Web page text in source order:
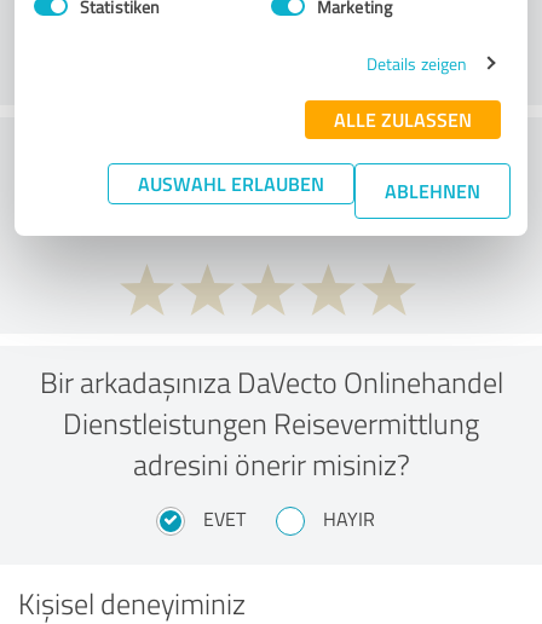
Statistiken Marketing
Details zeigen
ALLE ZULASSEN
AUSWAHL ERLAUBEN ABLEHNEN
Fiyat-performans oranı hakkında ne
düşünüyorsunuz?
Bir arkadaşınıza DaVecto Onlinehandel
Dienstleistungen Reisevermittlung
adresini önerir misiniz?
EVET HAYIR
Kişisel deneyiminiz